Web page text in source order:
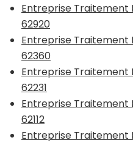
Entreprise Traitement
62920
Entreprise Traitement
62360
Entreprise Traitement
62231
Entreprise Traitement
62112
Entreprise Traitement